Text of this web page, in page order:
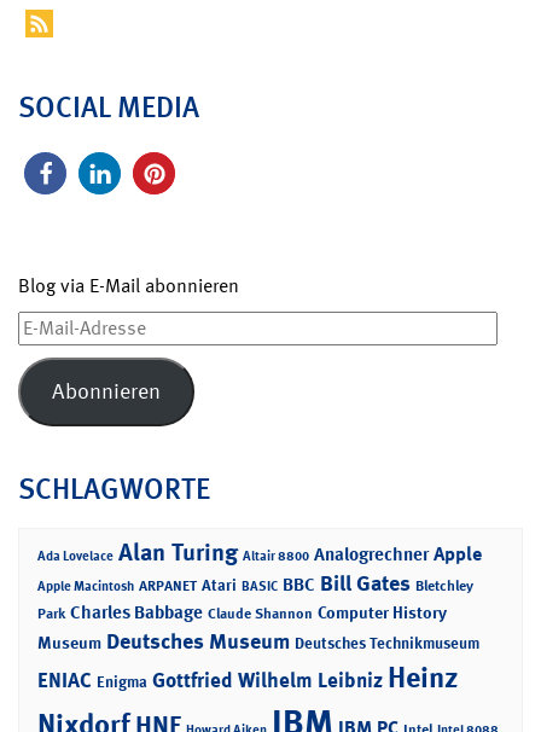
SOCIAL MEDIA
Blog via E-Mail abonnieren
E-
Mail-
Adresse
Abonnieren
SCHLAGWORTE
Ada Lovelace Alan Turing Altair 8800 Analogrechner Apple
Apple Macintosh ARPANET Atari BASIC BBC Bill Gates Bletchley
Park Charles Babbage Claude Shannon Computer History
Museum Deutsches Museum Deutsches Technikmuseum
ENIAC Enigma Gottfried Wilhelm Leibniz Heinz
IBM